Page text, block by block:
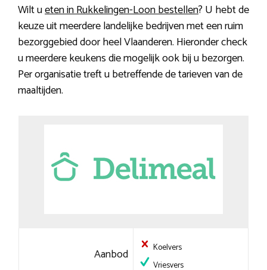
Wilt ueten in Rukkelingen-Loon bestellen? U hebt de
keuze uit meerdere landelijke bedrijven met een ruim
bezorggebied door heel Vlaanderen. Hieronder check
u meerdere keukens die mogelijk ook bij u bezorgen.
Per organisatie treft u betreffende de tarieven van de
maaltijden.
Aanbod
Koelvers
Vriesvers